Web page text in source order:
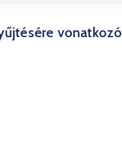
vonatkozó